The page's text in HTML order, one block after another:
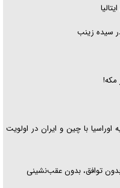
سیده زینب
مکه!
با چین و ایران در اولویت
بدون توافق، بدون عقب‌نشینی